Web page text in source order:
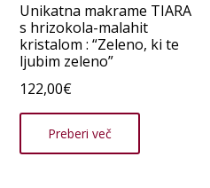
Unikatna makrame TIARA
s hrizokola-malahit
kristalom : “Zeleno, ki te
ljubim zeleno”
122,00€
Preberi več